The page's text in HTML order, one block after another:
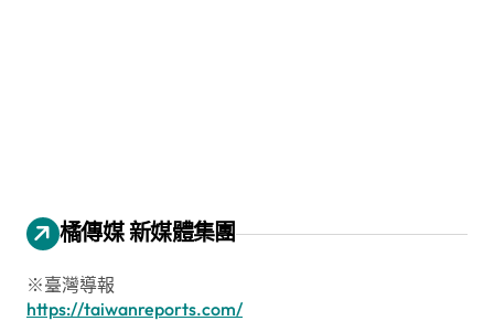
橘傳媒 新媒體集團
※臺灣導報
https://taiwanreports.com/